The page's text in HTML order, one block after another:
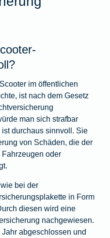
im öffentlichen
ist nach dem Gesetz
man sich strafbar
durchaus sinnvoll. Sie
von Schäden, die der
oder
bei der
in Form
diesen wird eine
nachgewiesen.
abgeschlossen und